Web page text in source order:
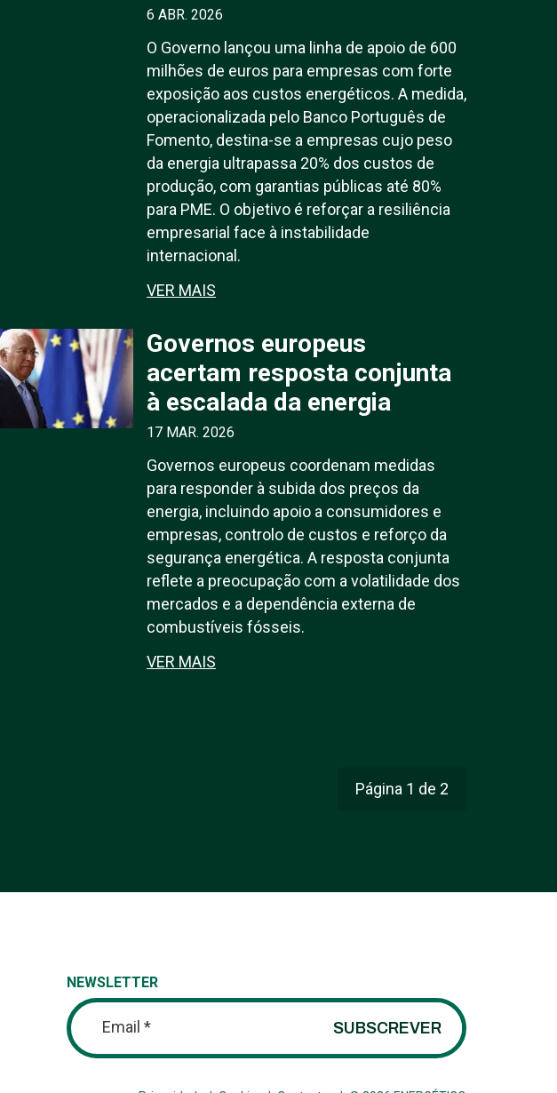
6 ABR. 2026
O Governo lançou uma linha de apoio de 600
milhões de euros para empresas com forte
exposição aos custos energéticos. A medida,
operacionalizada pelo Banco Português de
Fomento, destina-se a empresas cujo peso
da energia ultrapassa 20% dos custos de
produção, com garantias públicas até 80%
para PME. O objetivo é reforçar a resiliência
empresarial face à instabilidade
internacional.
VER MAIS
Governos europeus
acertam resposta conjunta
à escalada da energia
17 MAR. 2026
Governos europeus coordenam medidas
para responder à subida dos preços da
energia, incluindo apoio a consumidores e
empresas, controlo de custos e reforço da
segurança energética. A resposta conjunta
reflete a preocupação com a volatilidade dos
mercados e a dependência externa de
combustíveis fósseis.
VER MAIS
Página 1 de 2
NEWSLETTER
Email * SUBSCREVER